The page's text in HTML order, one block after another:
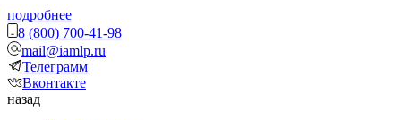
подробнее
8 (800) 700-41-98
mail@iamlp.ru
Телеграмм
Вконтакте
назад